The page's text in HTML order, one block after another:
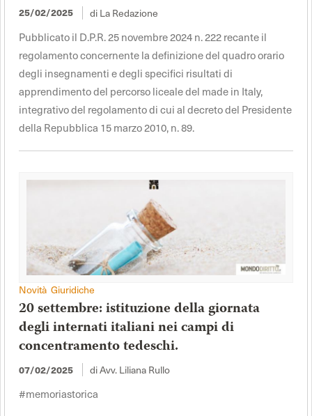
25/02/2025 di La Redazione
Pubblicato il D.P.R. 25 novembre 2024 n. 222 recante il
regolamento concernente la definizione del quadro orario
degli insegnamenti e degli specifici risultati di
apprendimento del percorso liceale del made in Italy,
integrativo del regolamento di cui al decreto del Presidente
della Repubblica 15 marzo 2010, n. 89.
Novità Giuridiche
20 settembre: istituzione della giornata
degli internati italiani nei campi di
concentramento tedeschi.
07/02/2025 di Avv. Liliana Rullo
#memoriastorica